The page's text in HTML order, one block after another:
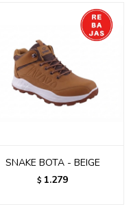
SNAKE BOTA - BEIGE
$ 1.279